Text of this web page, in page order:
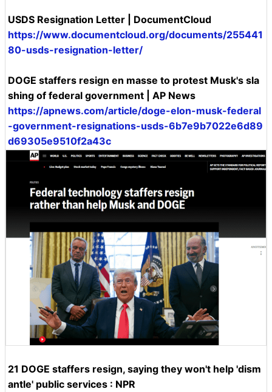
USDS Resignation Letter | DocumentCloud
https://www.documentcloud.org/documents/255441
80-usds-resignation-letter/
DOGE staffers resign en masse to protest Musk's sla
shing of federal government | AP News
https://apnews.com/article/doge-elon-musk-federal
-government-resignations-usds-6b7e9b7022e6d89
d69305e9510f2a43c
21 DOGE staffers resign, saying they won't help 'dism
antle' public services : NPR